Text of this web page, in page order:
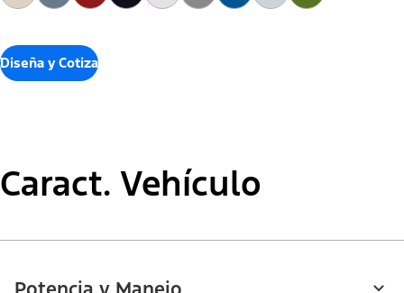
Diseña y Cotiza
Caract. Vehículo